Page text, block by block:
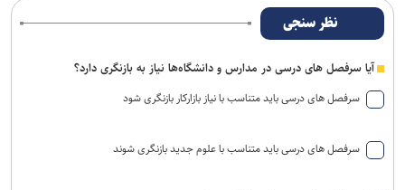
نظر سنجی
آیا سرفصل های درسی در مدارس و دانشگاه‌ها نیاز به بازنگری دارد؟
سرفصل های درسی باید متناسب با نیاز بازارکار بازنگری شود
سرفصل های درسی باید متناسب با علوم جدید بازنگری شوند